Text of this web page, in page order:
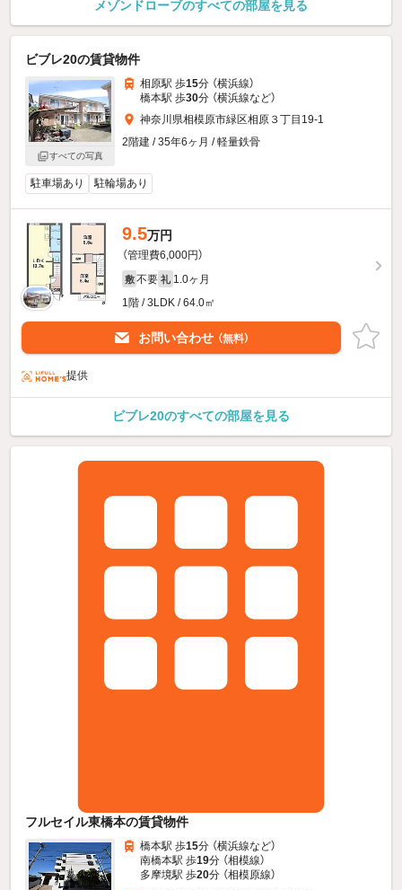
メゾンドローブのすべての部屋を見る
ビブレ20の賃貸物件
すべての写真
相原駅 歩15分 （横浜線）
橋本駅 歩30分 （横浜線など）
神奈川県相模原市緑区相原３丁目19-1
2階建 / 35年6ヶ月 / 軽量鉄骨
駐車場あり 駐輪場あり
9.5万円
（管理費6,000円）
敷 不要 礼 1.0ヶ月
1階 / 3LDK / 64.0㎡
お問い合わせ （無料）
提供
ビブレ20のすべての部屋を見る
フルセイル東橋本の賃貸物件
橋本駅 歩15分 （横浜線など）
南橋本駅 歩19分 （相模線）
多摩境駅 歩20分 （相模原線）